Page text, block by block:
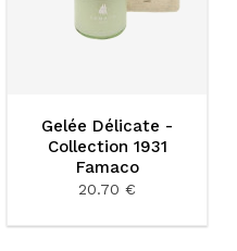
Gelée Délicate -
Collection 1931
Famaco
20.70 €